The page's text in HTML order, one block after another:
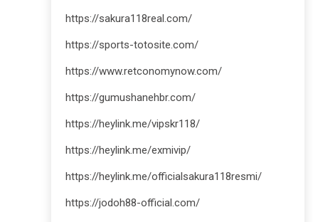
https://sakura118real.com/
https://sports-totosite.com/
https://www.retconomynow.com/
https://gumushanehbr.com/
https://heylink.me/vipskr118/
https://heylink.me/exmivip/
https://heylink.me/officialsakura118resmi/
https://jodoh88-official.com/